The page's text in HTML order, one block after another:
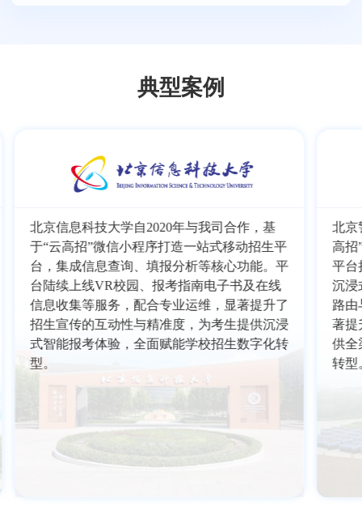
典型案例
北京信息科技大学自2020年与我司合作，基
于“云高招”微信小程序打造一站式移动招生平
台，集成信息查询、填报分析等核心功能。平
台陆续上线VR校园、报考指南电子书及在线
信息收集等服务，配合专业运维，显著提升了
招生宣传的互动性与精准度，为考生提供沉浸
式智能报考体验，全面赋能学校招生数字化转
型。
北京
高招
平台
沉浸
路由
著提
供全
转型